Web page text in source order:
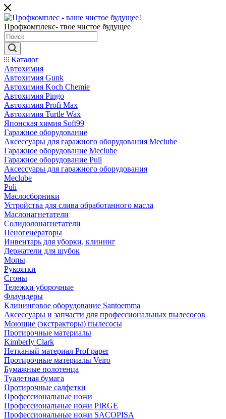
Профкомплекс- твое чистое будущее
Каталог
Автохимия
Автохимия Gunk
Автохимия Koch Chemie
Автохимия Pingo
Автохимия Profi Max
Автохимия Turtle Wax
Японская химия Soft99
Гаражное оборудование
Аксессуары для гаражного оборудования Meclube
Гаражное оборудование Meclube
Гаражное оборудование Puli
Аксессуары для гаражного оборудования
Meclube
Puli
Маслосборники
Устройства для слива обработанного масла
Маслонагнетатели
Солидолонагнетатели
Пеногенераторы
Инвентарь для уборки, клининг
Держатели для шубок
Мопы
Рукоятки
Сгоны
Тележки уборочные
Флаундеры
Клининговое оборудование Santoemma
Аксессуары и запчасти для профессиональных пылесосов
Моющие (экстракторы) пылесосы
Протирочные материалы
Kimberly Clark
Нетканый материал Prof paper
Протирочные материалы Veiro
Бумажные полотенца
Туалетная бумага
Протирочные салфетки
Профессиональные ножи
Профессиональные ножи PIRGE
Профессиональные ножи SACOPISA